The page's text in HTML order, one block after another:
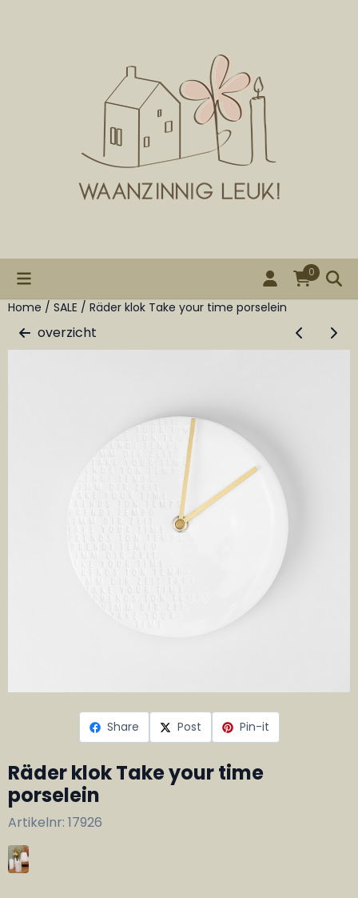
0
Home / SALE / Räder klok Take your time porselein
overzicht
Share Post Pin-it
Räder klok Take your time
porselein
Artikelnr: 17926